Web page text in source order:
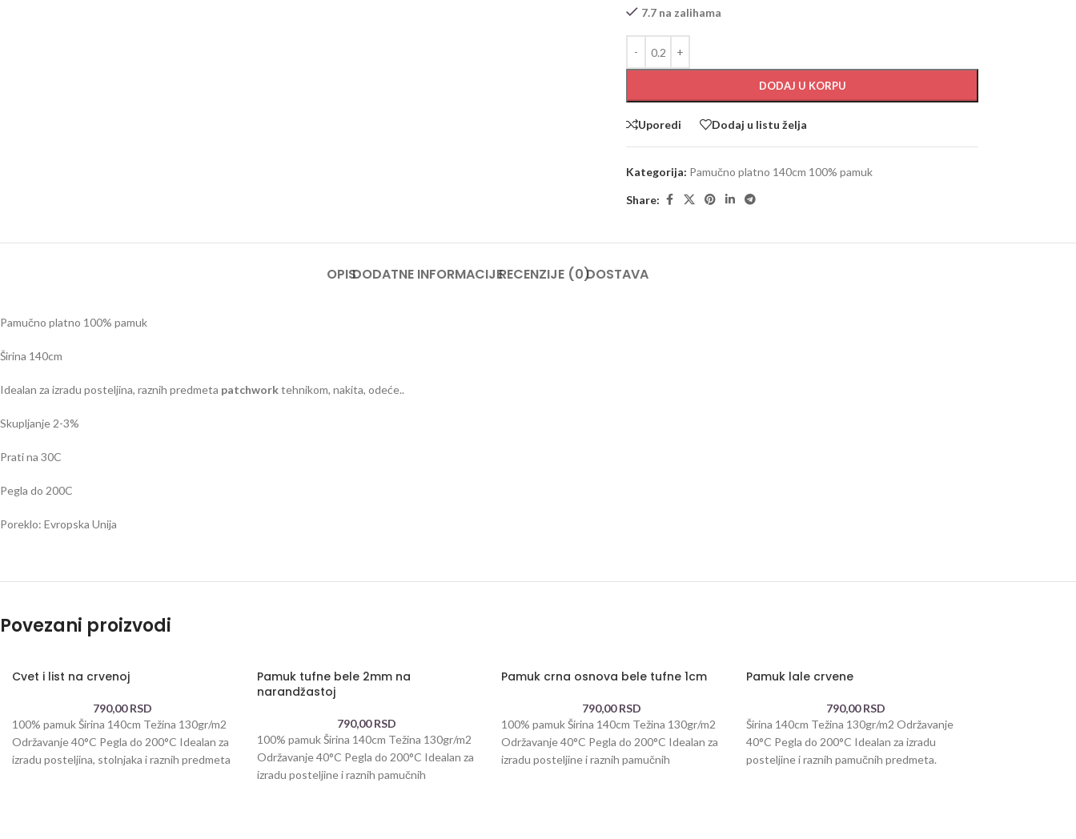
7.7 na zalihama
DODAJ U KORPU
Uporedi Dodaj u listu želja
Kategorija: Pamučno platno 140cm 100% pamuk
Share:
OPISDODATNE INFORMACIJERECENZIJE (0)DOSTAVA
Pamučno platno 100% pamuk
Širina 140cm
Idealan za izradu posteljina, raznih predmeta patchworktehnikom, nakita, odeće..
Skupljanje 2-3%
Prati na 30C
Pegla do 200C
Poreklo: Evropska Unija
Povezani proizvodi
Cvet i list na crvenoj
790,00RSD
100% pamuk Širina 140cm Težina 130gr/m2
Održavanje 40°C Pegla do 200°C Idealan za
izradu posteljina, stolnjaka i raznih predmeta
Pamuk tufne bele 2mm na
narandžastoj
790,00RSD
100% pamuk Širina 140cm Težina 130gr/m2
Održavanje 40°C Pegla do 200°C Idealan za
izradu posteljine i raznih pamučnih
Pamuk crna osnova bele tufne 1cm
790,00RSD
100% pamuk Širina 140cm Težina 130gr/m2
Održavanje 40°C Pegla do 200°C Idealan za
izradu posteljine i raznih pamučnih
Pamuk lale crvene
790,00RSD
Širina 140cm Težina 130gr/m2 Održavanje
40°C Pegla do 200°C Idealan za izradu
posteljine i raznih pamučnih predmeta.